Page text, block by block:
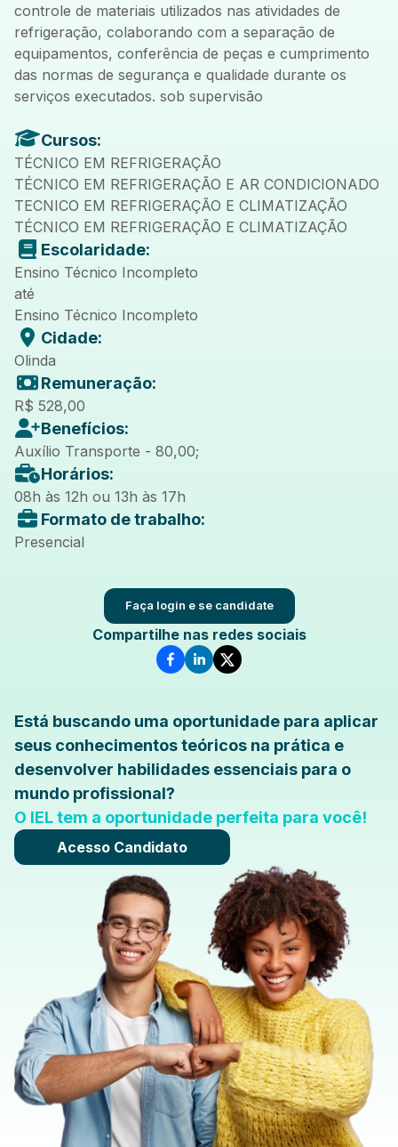
controle de materiais utilizados nas atividades de
refrigeração, colaborando com a separação de
equipamentos, conferência de peças e cumprimento
das normas de segurança e qualidade durante os
serviços executados. sob supervisão
Cursos:
TÉCNICO EM REFRIGERAÇÃO
TÉCNICO EM REFRIGERAÇÃO E AR CONDICIONADO
TECNICO EM REFRIGERAÇÃO E CLIMATIZAÇÃO
TÉCNICO EM REFRIGERAÇÃO E CLIMATIZAÇÃO
Escolaridade:
Ensino Técnico Incompleto
até
Ensino Técnico Incompleto
Cidade:
Olinda
Remuneração:
R$ 528,00
Benefícios:
Auxílio Transporte - 80,00;
Horários:
08h às 12h ou 13h às 17h
Formato de trabalho:
Presencial
Faça login e se candidate
Compartilhe nas redes sociais
Está buscando uma oportunidade para aplicar
seus conhecimentos teóricos na prática e
desenvolver habilidades essenciais para o
mundo profissional?
O IEL tem a oportunidade perfeita para você!
Acesso Candidato